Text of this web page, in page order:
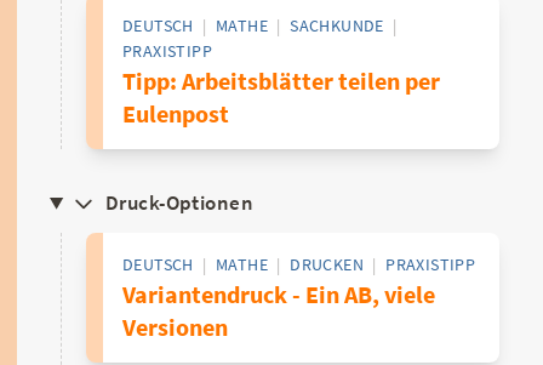
DEUTSCH | MATHE | SACHKUNDE |
PRAXISTIPP
Tipp: Arbeitsblätter teilen per
Eulenpost
Druck-Optionen
DEUTSCH | MATHE | DRUCKEN | PRAXISTIPP
Variantendruck - Ein AB, viele
Versionen